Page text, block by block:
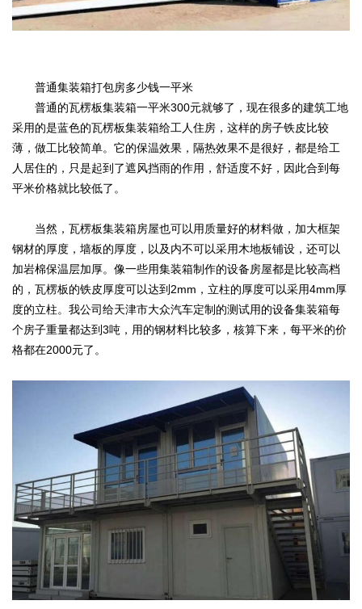
普通集装箱打包房多少钱一平米
普通的瓦楞板集装箱一平米300元就够了，现在很多的建筑工地
采用的是蓝色的瓦楞板集装箱给工人住房，这样的房子铁皮比较
薄，做工比较简单。它的保温效果，隔热效果不是很好，都是给工
人居住的，只是起到了遮风挡雨的作用，舒适度不好，因此合到每
平米价格就比较低了。
当然，瓦楞板集装箱房屋也可以用质量好的材料做，加大框架
钢材的厚度，墙板的厚度，以及内不可以采用木地板铺设，还可以
加岩棉保温层加厚。像一些用集装箱制作的设备房屋都是比较高档
的，瓦楞板的铁皮厚度可以达到2mm，立柱的厚度可以采用4mm厚
度的立柱。我公司给天津市大众汽车定制的测试用的设备集装箱每
个房子重量都达到3吨，用的钢材料比较多，核算下来，每平米的价
格都在2000元了。